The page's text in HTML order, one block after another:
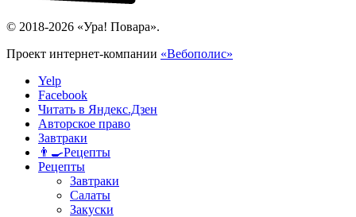
© 2018-2026 «Ура! Повара».
Проект интернет-компании «Вебополис»
Yelp
Facebook
Читать в Яндекс.Дзен
Авторское право
Завтраки
👨‍🍳Рецепты
Рецепты
Завтраки
Салаты
Закуски